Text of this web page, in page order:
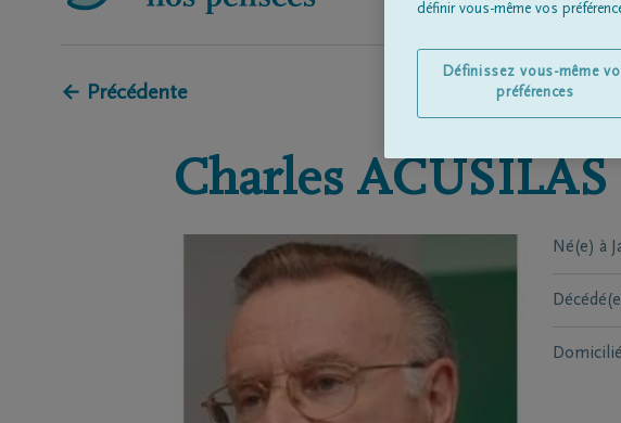
← Précédente
Charles ACUSILAS
Né(e) à
définir vous-même vos
Définissez vous-même
préférences